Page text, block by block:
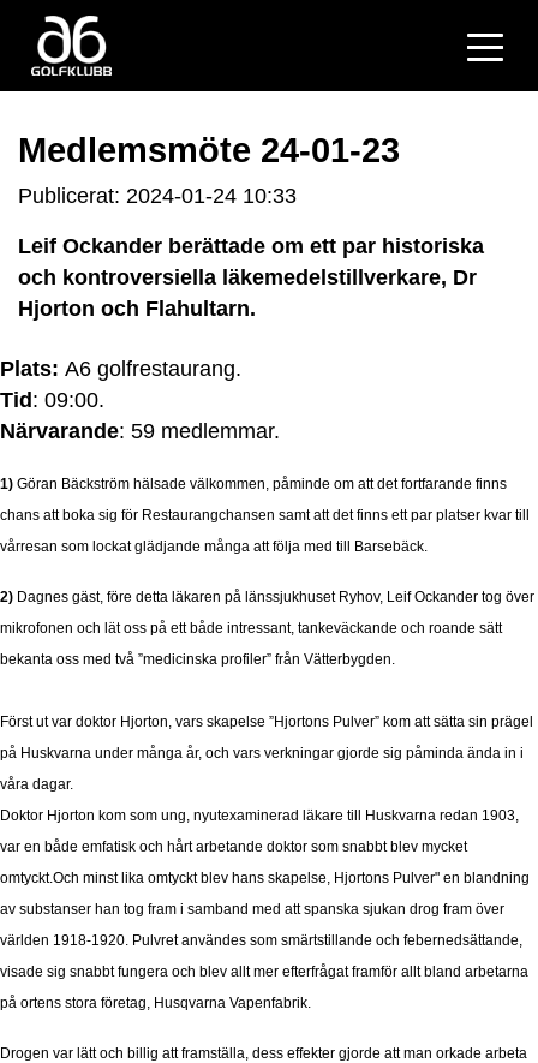
Medlemsmöte 24-01-23
Publicerat: 2024-01-24 10:33
Leif Ockander berättade om ett par historiska
och kontroversiella läkemedelstillverkare, Dr
Hjorton och Flahultarn.
Plats: A6 golfrestaurang.
Tid : 09:00.
Närvarande: 59 medlemmar.
1) Göran Bäckström hälsade välkommen, påminde om att det fortfarande finns
chans att boka sig för Restaurangchansen samt att det finns ett par platser kvar till
vårresan som lockat glädjande många att följa med till Barsebäck.
2) Dagnes gäst, före detta läkaren på länssjukhuset Ryhov, Leif Ockander tog över
mikrofonen och lät oss på ett både intressant, tankeväckande och roande sätt
bekanta oss med två ”medicinska profiler” från Vätterbygden.
Först ut var doktor Hjorton, vars skapelse ”Hjortons Pulver” kom att sätta sin prägel
på Huskvarna under många år, och vars verkningar gjorde sig påminda ända in i
våra dagar.
Doktor Hjorton kom som ung, nyutexaminerad läkare till Huskvarna redan 1903,
var en både emfatisk och hårt arbetande doktor som snabbt blev mycket
omtyckt.Och minst lika omtyckt blev hans skapelse, Hjortons Pulver" en blandning
av substanser han tog fram i samband med att spanska sjukan drog fram över
världen 1918-1920. Pulvret användes som smärtstillande och febernedsättande,
visade sig snabbt fungera och blev allt mer efterfrågat framför allt bland arbetarna
på ortens stora företag, Husqvarna Vapenfabrik.
Drogen var lätt och billig att framställa, dess effekter gjorde att man orkade arbeta